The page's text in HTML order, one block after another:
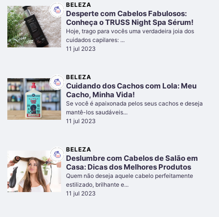
BELEZA
Desperte com Cabelos Fabulosos:
Conheça o TRUSS Night Spa Sérum!
Hoje, trago para vocês uma verdadeira joia dos
cuidados capilares: ...
11 jul 2023
BELEZA
Cuidando dos Cachos com Lola: Meu
Cacho, Minha Vida!
Se você é apaixonada pelos seus cachos e deseja
mantê-los saudáveis...
11 jul 2023
BELEZA
Deslumbre com Cabelos de Salão em
Casa: Dicas dos Melhores Produtos
Quem não deseja aquele cabelo perfeitamente
estilizado, brilhante e...
11 jul 2023